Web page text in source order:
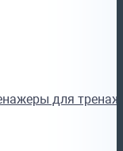
для